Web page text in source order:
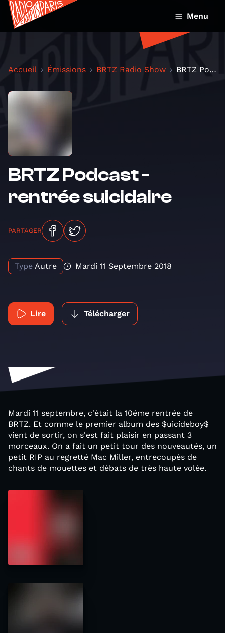
Menu
Accueil Émissions BRTZ Radio Show BRTZ Podcast - rentrée suicidaire
BRTZ Podcast -
rentrée suicidaire
PARTAGER
Type Autre Mardi 11 Septembre 2018
Lire Télécharger
Mardi 11 septembre, c'était la 10éme rentrée de
BRTZ. Et comme le premier album des $uicideboy$
vient de sortir, on s'est fait plaisir en passant 3
morceaux. On a fait un petit tour des nouveautés, un
petit RIP au regretté Mac Miller, entrecoupés de
chants de mouettes et débats de très haute volée.